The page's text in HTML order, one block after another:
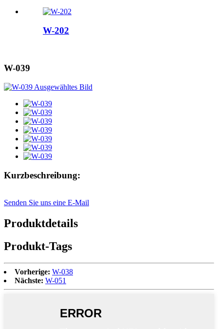
W-202
W-039
Kurzbeschreibung:
Senden Sie uns eine E-Mail
Produktdetails
Produkt-Tags
Vorherige: W-038
Nächste: W-051